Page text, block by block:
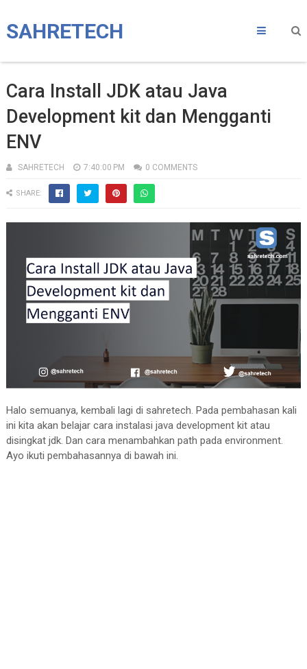
SAHRETECH
Cara Install JDK atau Java
Development kit dan Mengganti
ENV
SAHRETECH 7:40:00 PM 0 COMMENTS
SHARE:
Halo semuanya, kembali lagi di sahretech. Pada pembahasan kali
ini kita akan belajar cara instalasi java development kit atau
disingkat jdk. Dan cara menambahkan path pada environment.
Ayo ikuti pembahasannya di bawah ini.